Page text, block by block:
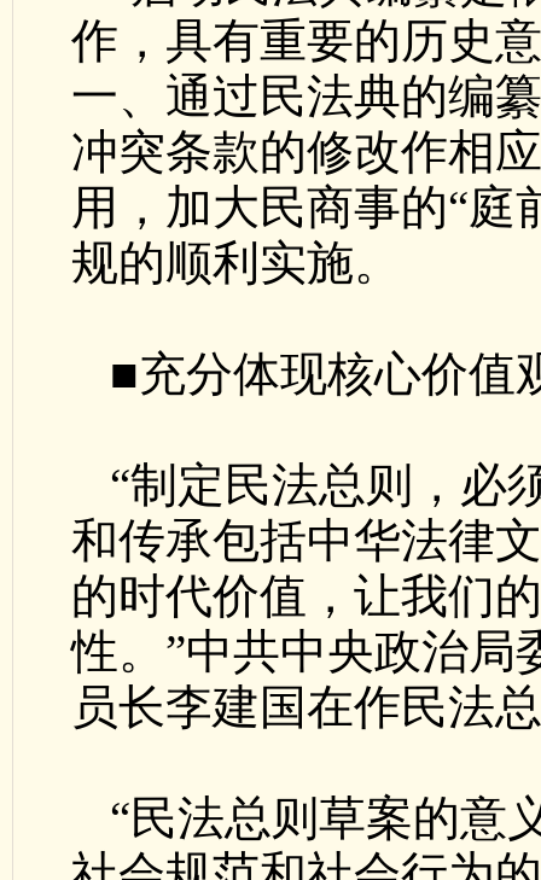
作，具有重要的历史
一、通过民法典的编
冲突条款的修改作相
用，加大民商事的“庭
规的顺利实施。
■充分体现核心价值
“制定民法总则，必
和传承包括中华法律
的时代价值，让我们
性。”中共中央政治局
员长李建国在作民法
“民法总则草案的意